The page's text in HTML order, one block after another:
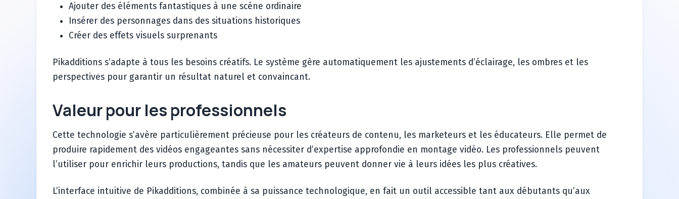
Ajouter des éléments fantastiques à une scène ordinaire
Insérer des personnages dans des situations historiques
Créer des effets visuels surprenants
Pikadditions s’adapte à tous les besoins créatifs. Le système gère automatiquement les ajustements d’éclairage, les ombres et les
perspectives pour garantir un résultat naturel et convaincant.
Valeur pour les professionnels
Cette technologie s’avère particulièrement précieuse pour les créateurs de contenu, les marketeurs et les éducateurs. Elle permet de
produire rapidement des vidéos engageantes sans nécessiter d’expertise approfondie en montage vidéo. Les professionnels peuvent
l’utiliser pour enrichir leurs productions, tandis que les amateurs peuvent donner vie à leurs idées les plus créatives.
L’interface intuitive de Pikadditions, combinée à sa puissance technologique, en fait un outil accessible tant aux débutants qu’aux